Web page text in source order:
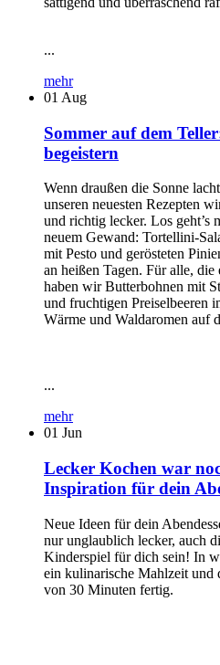
...
mehr
01 Aug
Sommer auf dem
begeistern
Wenn draußen die Sonne
unseren neuesten Rezepten
und richtig lecker. Los geht’s
neuem Gewand: Tortellini-
mit Pesto und gerösteten
an heißen Tagen. Für alle,
haben wir Butterbohnen mit
und fruchtigen Preiselbeeren
Wärme und Waldaromen auf
...
mehr
01 Jun
Lecker Kochen war
Inspiration für dein
Neue Ideen für dein
nur unglaublich lecker, auch
Kinderspiel für dich sein! In
ein kulinarische Mahlzeit und
von 30 Minuten fertig.